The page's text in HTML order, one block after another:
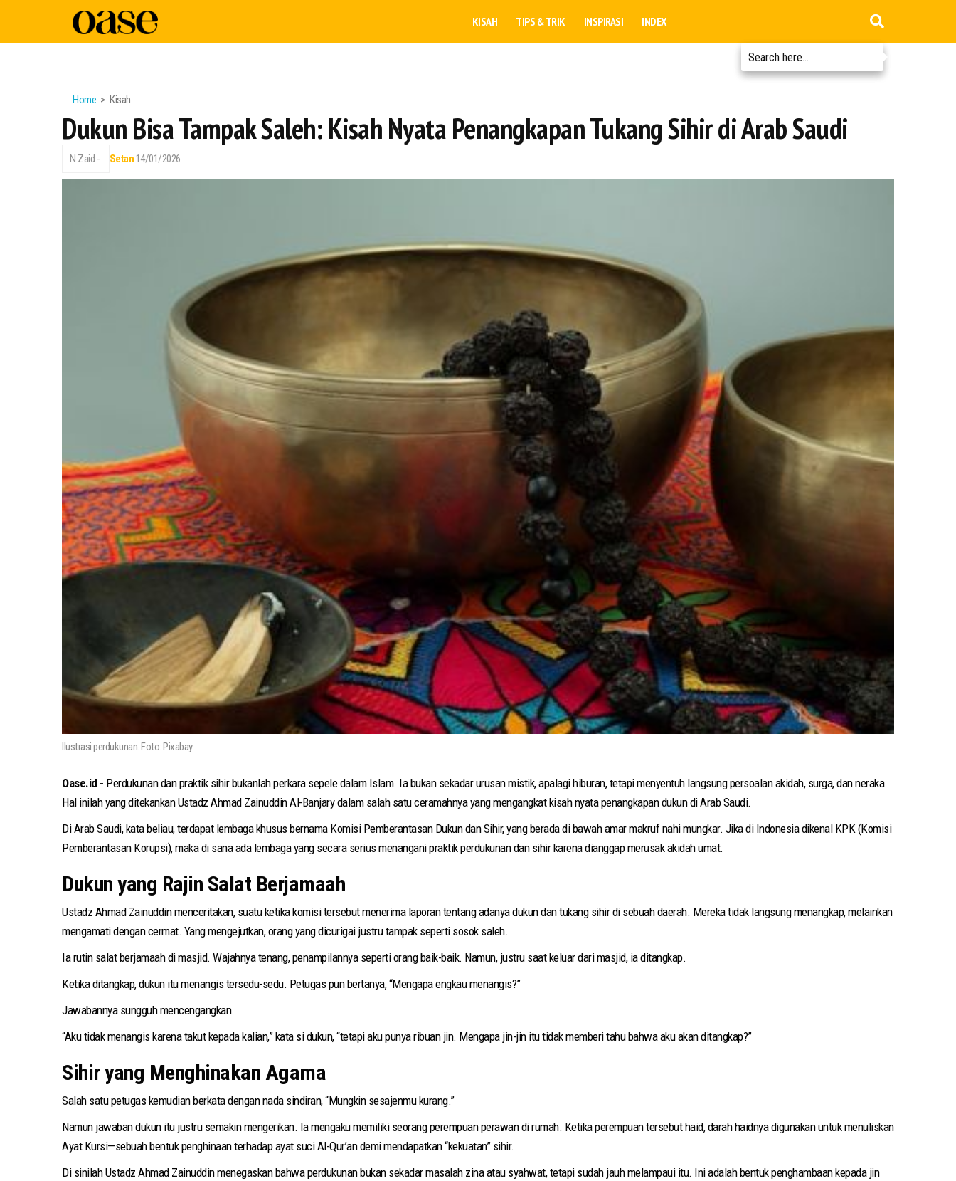
KISAH TIPS & TRIK INSPIRASI INDEX
Home Kisah
Dukun Bisa Tampak Saleh: Kisah Nyata Penangkapan Tukang Sihir di Arab Saudi
N Zaid - Setan 14/01/2026
Ilustrasi perdukunan. Foto: Pixabay
Oase.id - Perdukunan dan praktik sihir bukanlah perkara sepele dalam Islam. Ia bukan sekadar urusan mistik, apalagi hiburan, tetapi menyentuh langsung persoalan akidah, surga, dan neraka.
Hal inilah yang ditekankan Ustadz Ahmad Zainuddin Al-Banjary dalam salah satu ceramahnya yang mengangkat kisah nyata penangkapan dukun di Arab Saudi.
Di Arab Saudi, kata beliau, terdapat lembaga khusus bernama Komisi Pemberantasan Dukun dan Sihir, yang berada di bawah amar makruf nahi mungkar. Jika di Indonesia dikenal KPK (Komisi
Pemberantasan Korupsi), maka di sana ada lembaga yang secara serius menangani praktik perdukunan dan sihir karena dianggap merusak akidah umat.
Dukun yang Rajin Salat Berjamaah
Ustadz Ahmad Zainuddin menceritakan, suatu ketika komisi tersebut menerima laporan tentang adanya dukun dan tukang sihir di sebuah daerah. Mereka tidak langsung menangkap, melainkan
mengamati dengan cermat. Yang mengejutkan, orang yang dicurigai justru tampak seperti sosok saleh.
Ia rutin salat berjamaah di masjid. Wajahnya tenang, penampilannya seperti orang baik-baik. Namun, justru saat keluar dari masjid, ia ditangkap.
Ketika ditangkap, dukun itu menangis tersedu-sedu. Petugas pun bertanya, “Mengapa engkau menangis?”
Jawabannya sungguh mencengangkan.
“Aku tidak menangis karena takut kepada kalian,” kata si dukun, “tetapi aku punya ribuan jin. Mengapa jin-jin itu tidak memberi tahu bahwa aku akan ditangkap?”
Sihir yang Menghinakan Agama
Salah satu petugas kemudian berkata dengan nada sindiran, “Mungkin sesajenmu kurang.”
Namun jawaban dukun itu justru semakin mengerikan. Ia mengaku memiliki seorang perempuan perawan di rumah. Ketika perempuan tersebut haid, darah haidnya digunakan untuk menuliskan
Ayat Kursi—sebuah bentuk penghinaan terhadap ayat suci Al-Qur’an demi mendapatkan “kekuatan” sihir.
Di sinilah Ustadz Ahmad Zainuddin menegaskan bahwa perdukunan bukan sekadar masalah zina atau syahwat, tetapi sudah jauh melampaui itu. Ini adalah bentuk penghambaan kepada jin